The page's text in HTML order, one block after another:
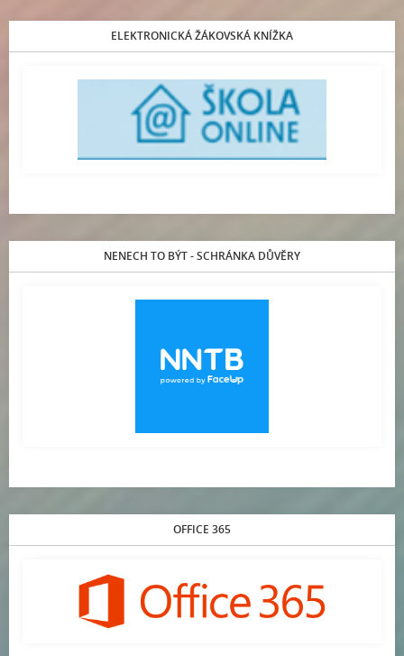
ELEKTRONICKÁ ŽÁKOVSKÁ KNÍŽKA
NENECH TO BÝT - SCHRÁNKA DŮVĚRY
OFFICE 365